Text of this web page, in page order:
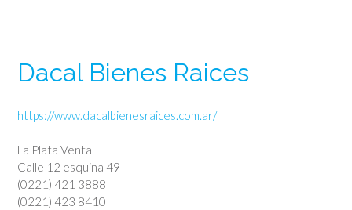
Dacal Bienes Raices
https://www.dacalbienesraices.com.ar/
La Plata Venta
Calle 12 esquina 49
(0221) 421 3888
(0221) 423 8410